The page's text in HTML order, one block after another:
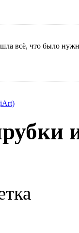
всё, что было